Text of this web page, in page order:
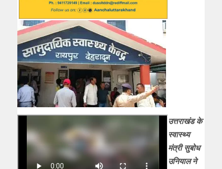
उत्तराखंड के
स्वास्थ्य
मंत्री सुबोध
उनियाल ने